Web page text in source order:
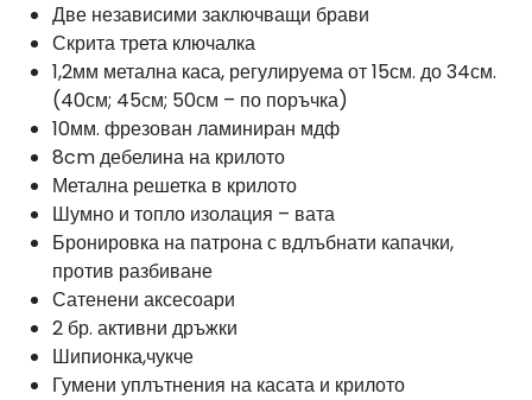
Две независими заключващи брави
Скрита трета ключалка
1,2мм метална каса, регулируема от 15см. до 34см.
(40см; 45см; 50см – по поръчка)
10мм. фрезован ламиниран мдф
8cm дебелина на крилото
Метална решетка в крилото
Шумно и топло изолация – вата
Бронировка на патрона с вдлъбнати капачки,
против разбиване
Сатенени аксесоари
2 бр. активни дръжки
Шипионка,чукче
Гумени уплътнения на касата и крилото